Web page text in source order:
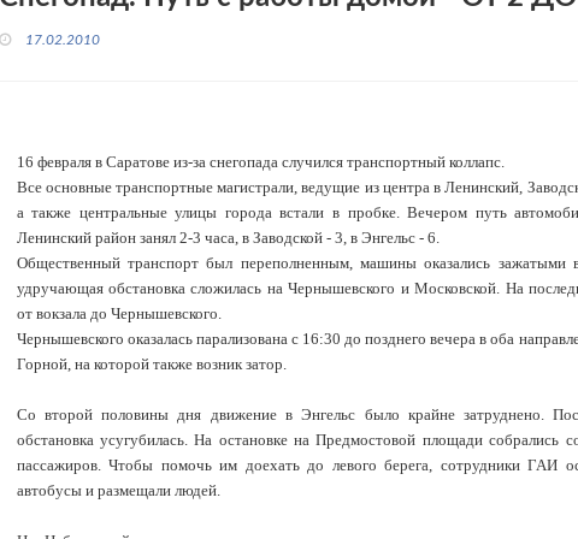
17.02.2010
16 февраля в Саратове из-за снегопада случился транспортный коллапс.
Все основные транспортные магистрали, ведущие из центра в Ленинский,
а также центральные улицы города встали в пробке. Вечером путь
Ленинский район занял 2-3 часа, в Заводской - 3, в Энгельс - 6.
Общественный транспорт был переполненным, машины оказались зажатыми
удручающая обстановка сложилась на Чернышевского и Московской. На
от вокзала до Чернышевского.
Чернышевского оказалась парализована с 16:30 до позднего вечера в оба
Горной, на которой также возник затор.
Со второй половины дня движение в Энгельс было крайне затруднено.
обстановка усугубилась. На остановке на Предмостовой площади собрались
пассажиров. Чтобы помочь им доехать до левого берега, сотрудники ГАИ
автобусы и размещали людей.